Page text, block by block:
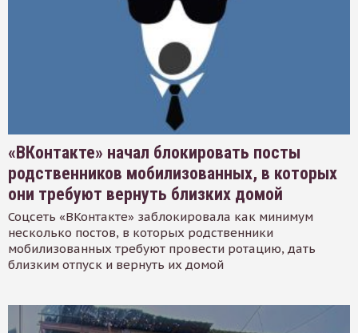
«ВКонтакте» начал блокировать посты
родственников мобилизованных, в которых
они требуют вернуть близких домой
Соцсеть «ВКонтакте» заблокировала как минимум
несколько постов, в которых родственники
мобилизованных требуют провести ротацию, дать
близким отпуск и вернуть их домой